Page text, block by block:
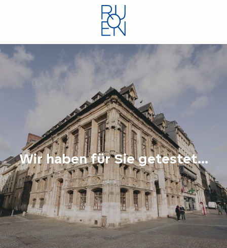
principal
Wir haben für Sie getestet...